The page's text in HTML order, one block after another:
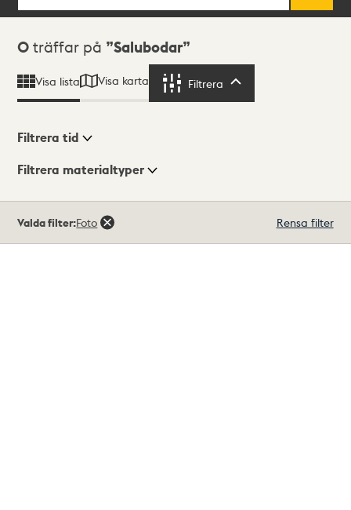
Sökresultat
0 träffar på Salubodar
Visa lista Visa karta Filtrera
Visningsläge
Filtrera tid
Filtrera materialtyper
träffar
Valda filter:Foto Rensa filter